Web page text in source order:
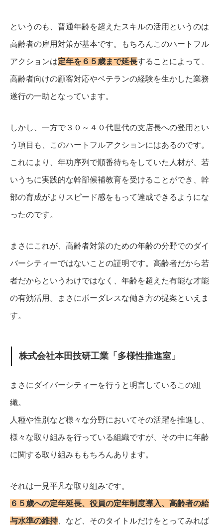
というのも、普通年齢を超えたスキルの活用というのは
高齢者の雇用対策が基本です。 もちろんこのハートフル
アクションは定年を６５歳まで延長することによって、
高齢者向けの顧客対応やベテランの経験を生かした業務
遂行の一助となっています。
しかし、一方で３０～４０代世代の支店長への登用とい
う項目も、このハートフルアクションにはあるのです。
これにより、年功序列で順番待ちをしていた人材が、若
いうちに実践的な幹部候補教育を受けることができ、幹
部の育成がよりスピード感をもって達成できるようにな
ったのです。
まさにこれが、高齢者対策のための年齢の分野でのダイ
バーシティーではないことの証明です。 高齢者だから若
者だからというわけではなく、年齢を超えた有能な才能
の有効活用。 まさにボーダレスな働き方の提案といえま
す。
株式会社本田技研工業「多様性推進室」
まさにダイバーシティーを行うと明言しているこの組
織。
人種や性別など様々な分野においてその活躍を推進し、
様々な取り組みを行っている組織ですが、その中に年齢
に関する取り組みももちろんあります。
それは一見平凡な取り組みです。
６５歳への定年延長、役員の定年制度導入、高齢者の給
与水準の維持、など、そのタイトルだけをとってみれば